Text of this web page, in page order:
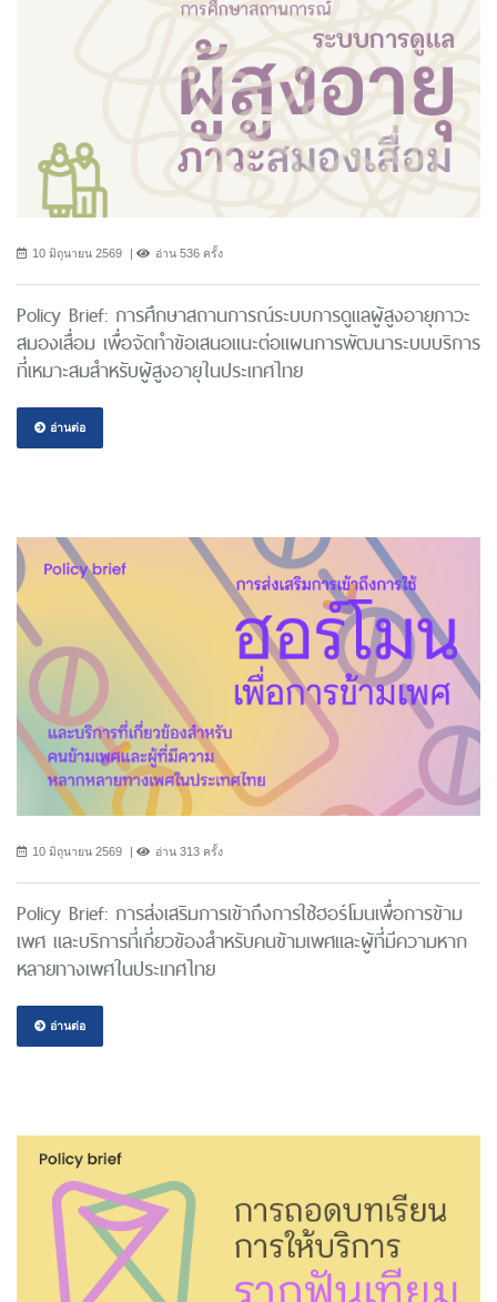
10 มิถุนายน 2569 อ่าน 536 ครั้ง
Policy Brief: การศึกษาสถานการณ์ระบบการดูแลผู้สูงอายุภาวะ
สมองเสื่อม เพื่อจัดทำข้อเสนอแนะต่อแผนการพัฒนาระบบบริการ
ที่เหมาะสมสำหรับผู้สูงอายุในประเทศไทย
อ่านต่อ
10 มิถุนายน 2569 อ่าน 313 ครั้ง
Policy Brief: การส่งเสริมการเข้าถึงการใช้ฮอร์โมนเพื่อการข้าม
เพศ และบริการที่เกี่ยวข้องสำหรับคนข้ามเพศและผู้ที่มีความหาก
หลายทางเพศในประเทศไทย
อ่านต่อ